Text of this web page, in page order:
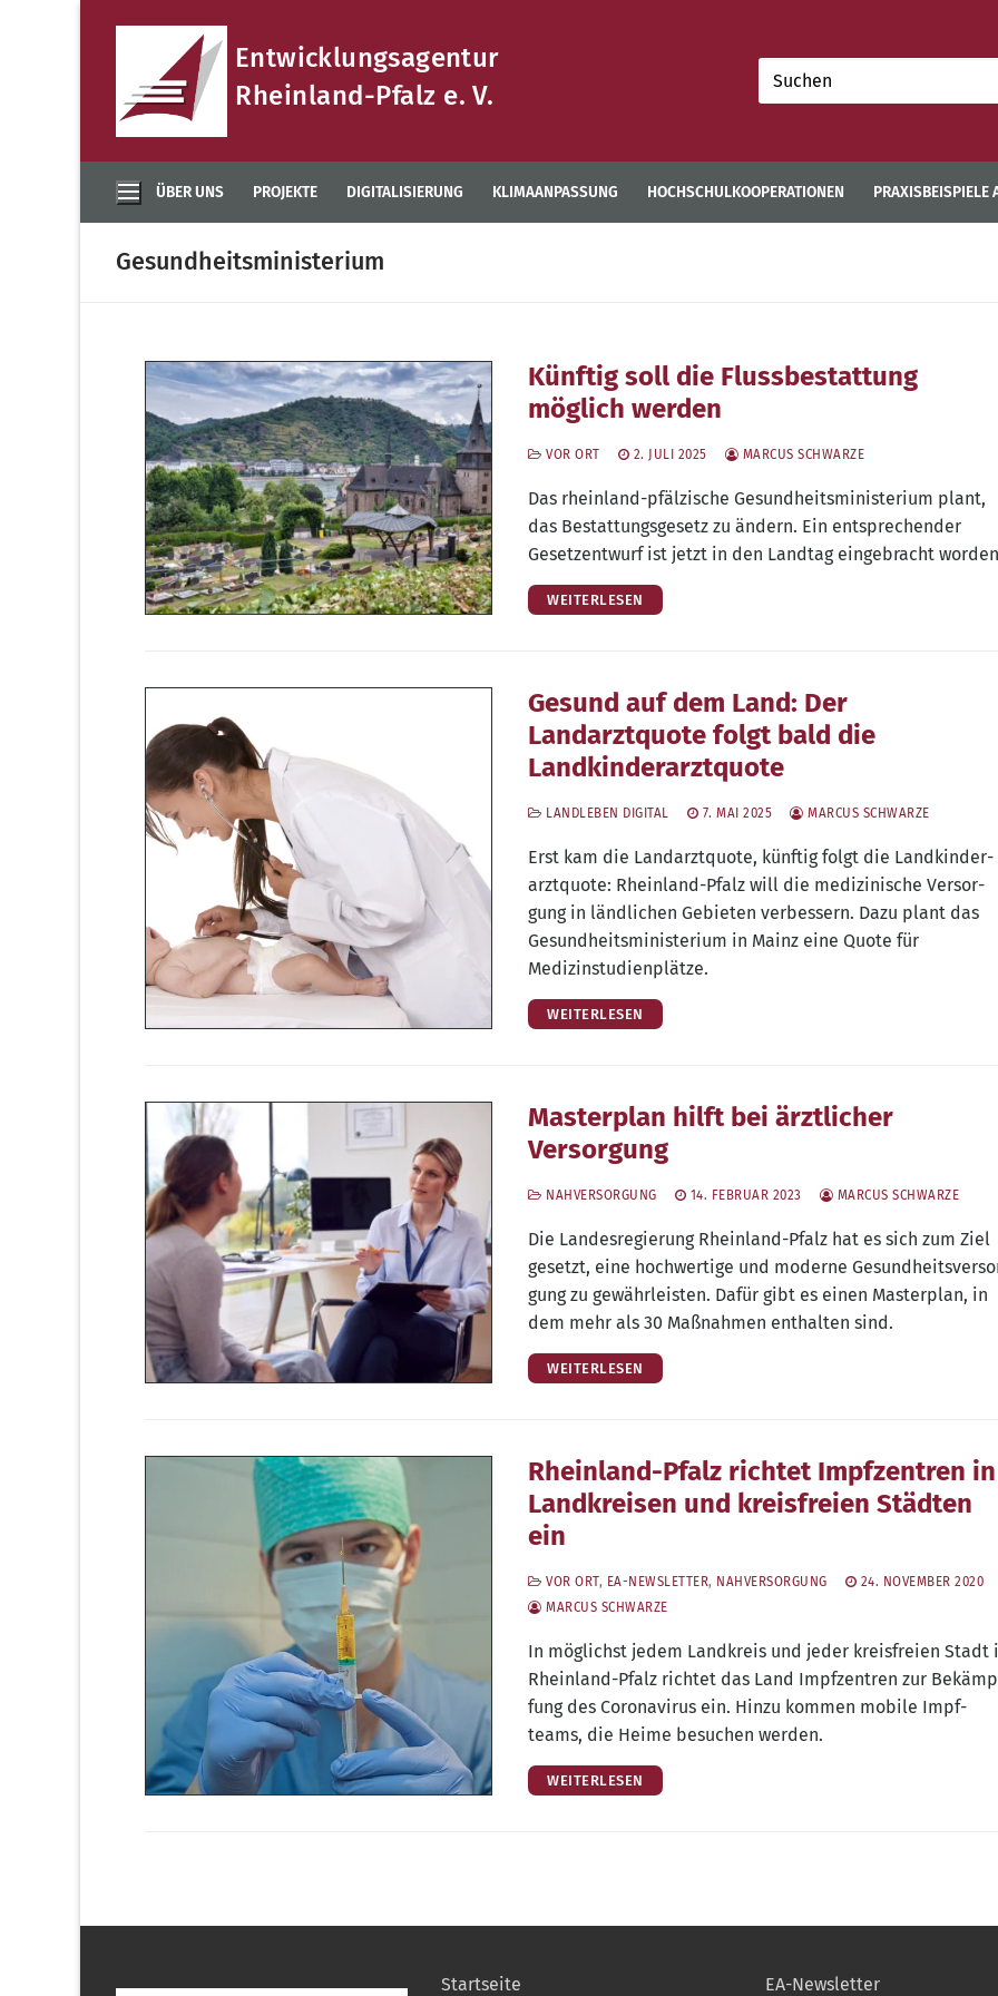
Entwicklungsagentur
Rheinland-Pfalz e. V.
Suchen
nach:
ÜBER UNS PROJEKTE DIGITALISIERUNG KLIMAANPASSUNG HOCHSCHULKOOPERATIONEN PRAXISBEISPIELE
Gesundheitsministerium
Künftig soll die Flussbestattung
möglich werden
VOR ORT 2. JULI 2025 MARCUS SCHWARZE
Das rhein­land-pfäl­zi­sche Gesund­heits­mi­nis­te­ri­um plant,
das Bestat­tungs­ge­setz zu ändern. Ein ent­spre­chen­der
Gesetz­ent­wurf ist jetzt in den Land­tag ein­ge­bracht
WEITERLESEN
Gesund auf dem Land: Der
Landarztquote folgt bald die
Landkinderarztquote
LANDLEBEN DIGITAL 7. MAI 2025 MARCUS SCHWARZE
Erst kam die Land­arzt­quo­te, künf­tig folgt die Land­kin­der­
arzt­quo­te: Rhein­land-Pfalz will die medi­zi­ni­sche Ver­sor­
gung in länd­li­chen Gebie­ten ver­bes­sern. Dazu plant das
Gesund­heits­mi­nis­te­ri­um in Mainz eine Quo­te für
Medizinstudienplätze.
WEITERLESEN
Masterplan hilft bei ärztlicher
Versorgung
NAHVERSORGUNG 14. FEBRUAR 2023 MARCUS SCHWARZE
Die Lan­des­re­gie­rung Rhein­land-Pfalz hat es sich zum Ziel
gesetzt, eine hoch­wer­ti­ge und moder­ne
gung zu gewähr­leis­ten. Dafür gibt es einen Mas­ter­plan, in
dem mehr als 30 Maß­nah­men ent­hal­ten sind.
WEITERLESEN
Rheinland-Pfalz richtet Impfzentren in
Landkreisen und kreisfreien Städten
ein
VOR ORT, EA-NEWSLETTER, NAHVERSORGUNG
24. NOVEMBER 2020
MARCUS SCHWARZE
In mög­lichst jedem Land­kreis und jeder kreis­frei­en Stadt
Rhein­land-Pfalz rich­tet das Land Impf­zen­tren zur
fung des Coro­na­vi­rus ein. Hin­zu kom­men mobi­le Impf­
teams, die Hei­me besu­chen werden.
WEITERLESEN
Startseite EA-Newsletter